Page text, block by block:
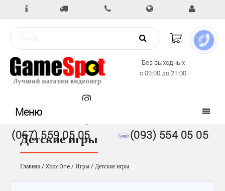
Без выходных
с 09:00 до 21:00
(067) 559 05 05 (093) 554 05 05
Меню
Детские игры
Главная Xbox One Игры Детские игры